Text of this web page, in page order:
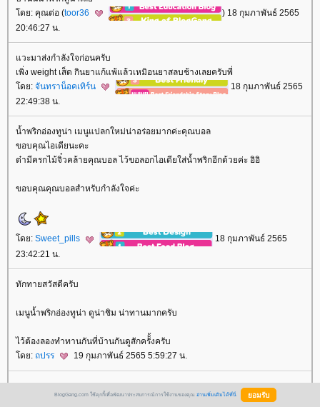
ดย: คุณต่อ (toor36
) 18 กุมภาพันธ์ 2565
20:46:27 น.
วะมาส่งกำลังใจก่อนครับ
เพิ่ง weight เส็ด กินยาแก้แพ้แล้วเหมิอนยาสลบช้างเลยครับพี่
ดย: จันทราน็อคเทิร์น
18 กุมภาพันธ์ 2565
22:49:38 น.
น้ำพริกอ่องทูน่า เมนูแปลกใหม่น่าอร่อยมากค่ะคุณบอล
ขอบคุณไอเดียนะคะ
ต๋ามีครกไม้จิ๋วคล้ายคุณบอล ไว้ขอลอกไอเดียใส่น้ำพริกอีกด้วยค่ะ อิอิ
ขอบคุณคุณบอลสำหรับกำลังใจค่ะ
ดย: Sweet_pills
18 กุมภาพันธ์ 2565
23:42:21 น.
ทักทายสวัสดีครับ
เมนูน้ำพริกอ่องทูน่า ดูน่าชิม น่าทานมากครับ
ไว้ต้องลองทำทานกันที่บ้านกันดูสักครัั้งครับ
ดย: ถปรร 19 กุมภาพันธ์ 2565 5:59:27 น.
BlogGang.com ใช้คุกกี้เพื่อพัฒนาประสบการณ์การใช้งานของคุณ อ่านเพิ่มเติมได้ที่นี่